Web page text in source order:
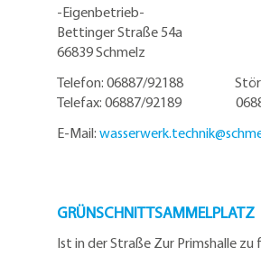
-Eigenbetrieb-
Bettinger Straße 54a
66839 Schmelz
Telefon: 06887/92188
Telefax: 06887/92189
E-Mail: wasserwerk.technik@
GRÜNSCHNITTSAMMELPLATZ
Ist in der Straße Zur Primshalle zu